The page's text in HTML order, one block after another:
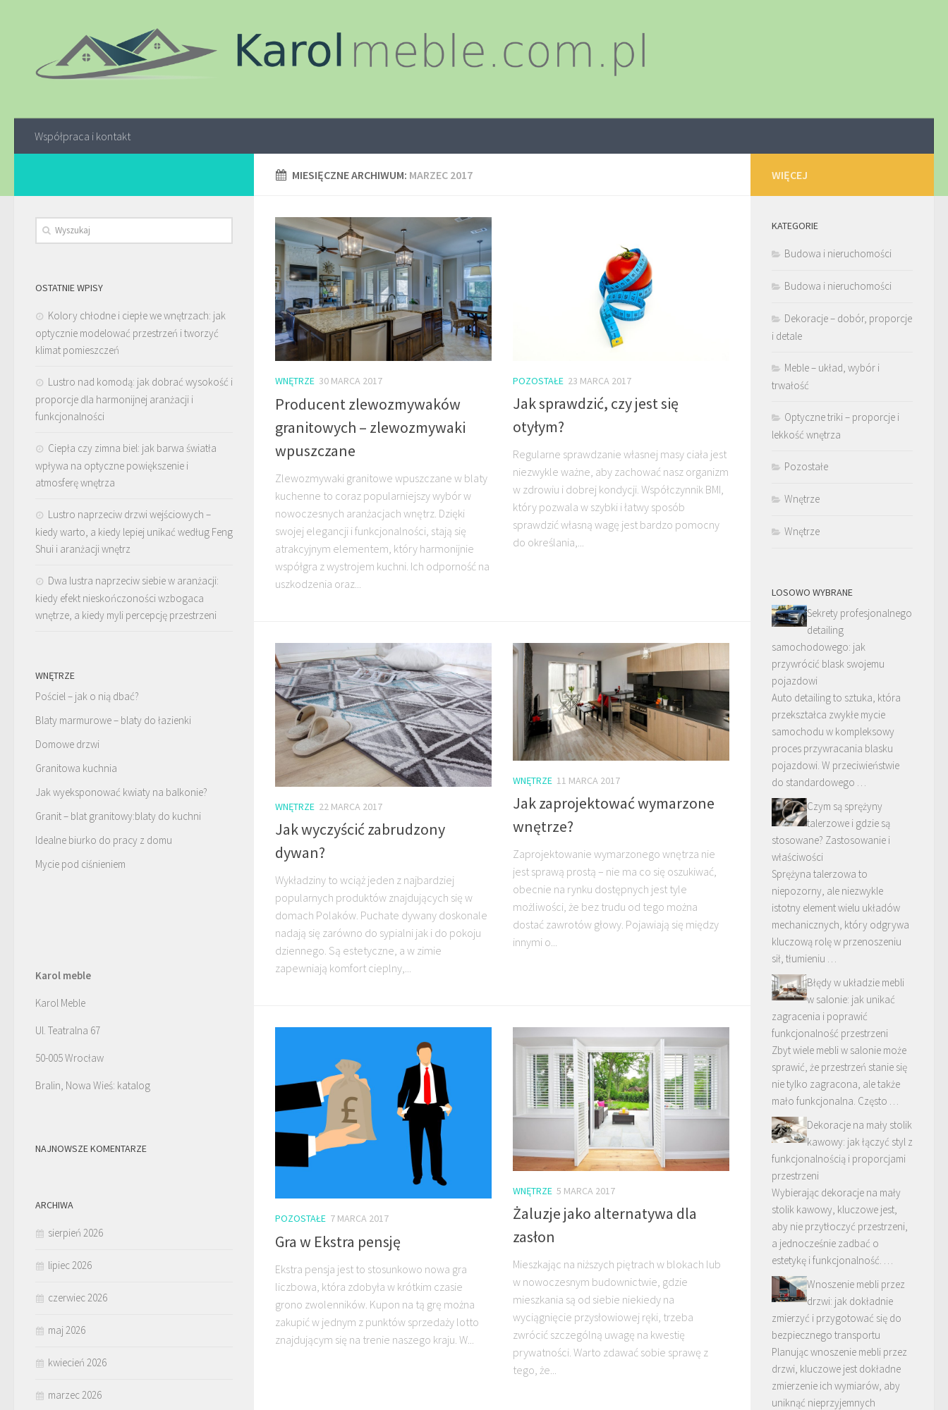
Współpraca i kontakt
MIESIĘCZNE ARCHIWUM: MARZEC 2017
WNĘTRZE 30 MARCA 2017
Producent zlewozmywaków
granitowych – zlewozmywaki
wpuszczane
Zlewozmywaki granitowe wpuszczane w blaty
kuchenne to coraz popularniejszy wybór w
nowoczesnych aranżacjach wnętrz. Dzięki
swojej elegancji i funkcjonalności, stają się
atrakcyjnym elementem, który harmonijnie
współgra z wystrojem kuchni. Ich odporność na
uszkodzenia oraz...
POZOSTAŁE 23 MARCA 2017
Jak sprawdzić, czy jest się
otyłym?
Regularne sprawdzanie własnej masy ciała jest
niezwykle ważne, aby zachować nasz organizm
w zdrowiu i dobrej kondycji. Współczynnik BMI,
który pozwala w szybki i łatwy sposób
sprawdzić własną wagę jest bardzo pomocny
do określania,...
WNĘTRZE 22 MARCA 2017
Jak wyczyścić zabrudzony
dywan?
Wykładziny to wciąż jeden z najbardziej
popularnych produktów znajdujących się w
domach Polaków. Puchate dywany doskonale
nadają się zarówno do sypialni jak i do pokoju
dziennego. Są estetyczne, a w zimie
zapewniają komfort cieplny,...
WNĘTRZE 11 MARCA 2017
Jak zaprojektować wymarzone
wnętrze?
Zaprojektowanie wymarzonego wnętrza nie
jest sprawą prostą – nie ma co się oszukiwać,
obecnie na rynku dostępnych jest tyle
możliwości, że bez trudu od tego można
dostać zawrotów głowy. Pojawiają się między
innymi o...
POZOSTAŁE 7 MARCA 2017
Gra w Ekstra pensję
Ekstra pensja jest to stosunkowo nowa gra
liczbowa, która zdobyła w krótkim czasie
grono zwolenników. Kupon na tą grę można
zakupić w jednym z punktów sprzedaży lotto
znajdującym się na trenie naszego kraju. W...
WNĘTRZE 5 MARCA 2017
Żaluzje jako alternatywa dla
zasłon
Mieszkając na niższych piętrach w blokach lub
w nowoczesnym budownictwie, gdzie
mieszkania są od siebie niekiedy na
wyciągnięcie przysłowiowej ręki, trzeba
zwrócić szczególną uwagę na kwestię
prywatności. Warto zdawać sobie sprawę z
tego, że...
OSTATNIE WPISY
Kolory chłodne i ciepłe we wnętrzach: jak
optycznie modelować przestrzeń i tworzyć
klimat pomieszczeń
Lustro nad komodą: jak dobrać wysokość i
proporcje dla harmonijnej aranżacji i
funkcjonalności
Ciepła czy zimna biel: jak barwa światła
wpływa na optyczne powiększenie i
atmosferę wnętrza
Lustro naprzeciw drzwi wejściowych –
kiedy warto, a kiedy lepiej unikać według Feng
Shui i aranżacji wnętrz
Dwa lustra naprzeciw siebie w aranżacji:
kiedy efekt nieskończoności wzbogaca
wnętrze, a kiedy myli percepcję przestrzeni
WNĘTRZE
Pościel – jak o nią dbać?
Blaty marmurowe – blaty do łazienki
Domowe drzwi
Granitowa kuchnia
Jak wyeksponować kwiaty na balkonie?
Granit – blat granitowy:blaty do kuchni
Idealne biurko do pracy z domu
Mycie pod ciśnieniem
Karol meble
Karol Meble
Ul. Teatralna 67
50-005 Wrocław
Bralin, Nowa Wieś: katalog
NAJNOWSZE KOMENTARZE
ARCHIWA
sierpień 2026
lipiec 2026
czerwiec 2026
maj 2026
kwiecień 2026
marzec 2026
WIĘCEJ
KATEGORIE
Budowa i nieruchomości
Budowa i nieruchomości
Dekoracje – dobór, proporcje
i detale
Meble – układ, wybór i
trwałość
Optyczne triki – proporcje i
lekkość wnętrza
Pozostałe
Wnętrze
Wnętrze
LOSOWO WYBRANE
Sekrety profesjonalnego
detailing
samochodowego: jak
przywrócić blask swojemu
pojazdowi
Auto detailing to sztuka, która
przekształca zwykłe mycie
samochodu w kompleksowy
proces przywracania blasku
pojazdowi. W przeciwieństwie
do standardowego …
Czym są sprężyny
talerzowe i gdzie są
stosowane? Zastosowanie i
właściwości
Sprężyna talerzowa to
niepozorny, ale niezwykle
istotny element wielu układów
mechanicznych, który odgrywa
kluczową rolę w przenoszeniu
sił, tłumieniu …
Błędy w układzie mebli
w salonie: jak unikać
zagracenia i poprawić
funkcjonalność przestrzeni
Zbyt wiele mebli w salonie może
sprawić, że przestrzeń stanie się
nie tylko zagracona, ale także
mało funkcjonalna. Często …
Dekoracje na mały stolik
kawowy: jak łączyć styl z
funkcjonalnością i proporcjami
przestrzeni
Wybierając dekoracje na mały
stolik kawowy, kluczowe jest,
aby nie przytłoczyć przestrzeni,
a jednocześnie zadbać o
estetykę i funkcjonalność. …
Wnoszenie mebli przez
drzwi: jak dokładnie
zmierzyć i przygotować się do
bezpiecznego transportu
Planując wnoszenie mebli przez
drzwi, kluczowe jest dokładne
zmierzenie ich wymiarów, aby
uniknąć nieprzyjemnych